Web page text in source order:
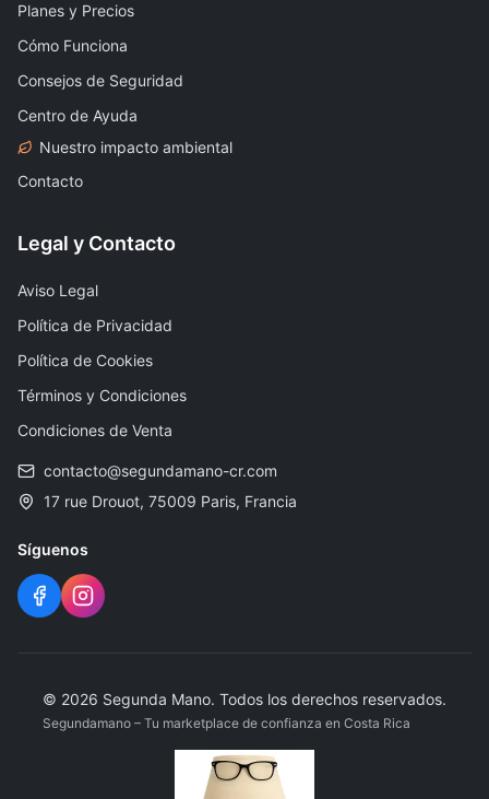
Planes y Precios
Cómo Funciona
Consejos de Seguridad
Centro de Ayuda
Nuestro impacto ambiental
Contacto
Legal y Contacto
Aviso Legal
Política de Privacidad
Política de Cookies
Términos y Condiciones
Condiciones de Venta
contacto@segundamano-cr.com
17 rue Drouot, 75009 Paris, Francia
Síguenos
© 2026 Segunda Mano. Todos los derechos reservados.
Segundamano – Tu marketplace de confianza en Costa Rica